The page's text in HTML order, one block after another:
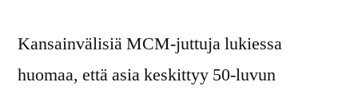
Kansainvälisiä MCM-juttuja lukiessa
huomaa, että asia keskittyy 50-luvun